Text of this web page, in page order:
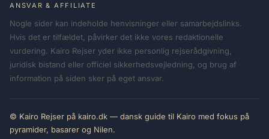
ANSVAR & AFFILIATE
Nogle sider kan indeholde henvisninger eller samarbejdslinks.
Hvis det er tilfældet, påvirker det ikke vores redaktionelle
vurdering. Kairo Rejser yder ikke personlig rejserådgivning,
juridisk bistand eller officiel sikkerhedsvejledning, og brug af
information på siden sker på eget ansvar.
© Kairo Rejser på kairo.dk — dansk guide til Kairo med fokus på
pyramider, basarer og Nilen.